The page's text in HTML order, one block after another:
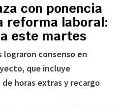
con ponencia
reforma laboral:
este martes
consenso en
que incluye
horas extras y recargo